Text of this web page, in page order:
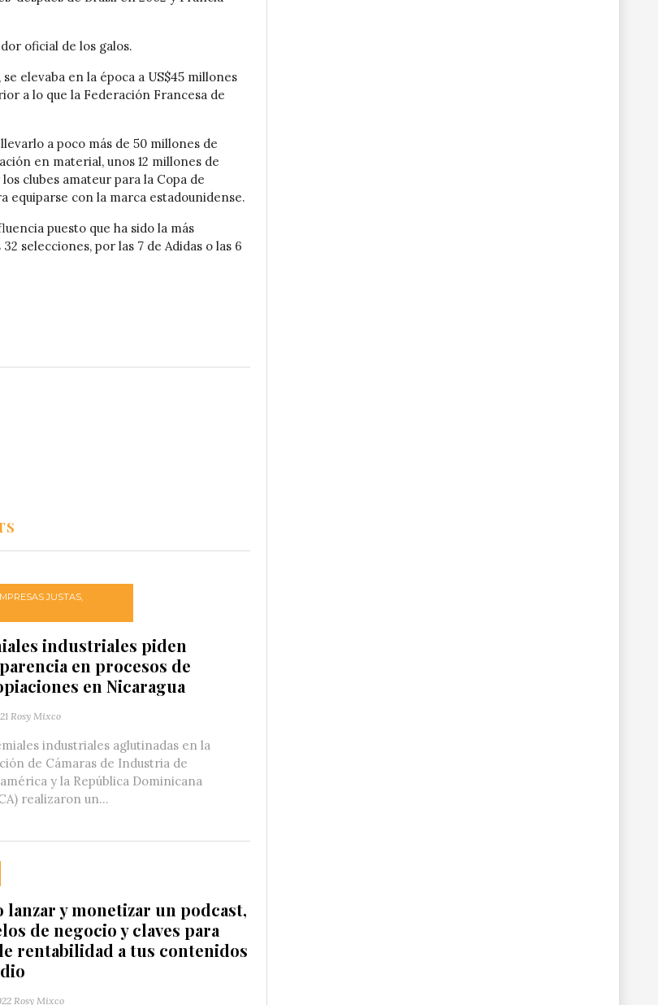
oficial de los galos.
elevaba en la época a US$45 millones
a lo que la Federación Francesa de
a poco más de 50 millones de
en material, unos 12 millones de
clubes amateur para la Copa de
equiparse con la marca estadounidense.
puesto que ha sido la más
selecciones, por las 7 de Adidas o las 6
JUSTAS,
industriales piden
en procesos de
en Nicaragua
Rosy Mixco
industriales aglutinadas en la
de Cámaras de Industria de
y la República Dominicana
realizaron un...
lanzar y monetizar un podcast,
de negocio y claves para
rentabilidad a tus contenidos
Rosy Mixco